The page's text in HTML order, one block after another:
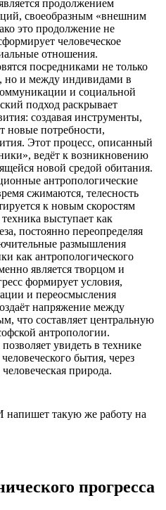
продолжением
своеобразным «внешним
это продолжение не
человеческое
отношения.
посредниками не только
но и между индивидами в
и социальной
подход раскрывает
создавая инструменты,
новые потребности,
Этот процесс, описанный
ведёт к возникновению
новой средой обитания.
антропологические
сжимаются, телесность
к новым скоростям
выступает как
постоянно переопределяя
размышления
как антропологического
является творцом и
формирует условия,
и переосмысления
напряжение между
что составляет центральную
антропологии.
увидеть в технике
бытия, через
природа.
напишет такую же работу на
прогресса